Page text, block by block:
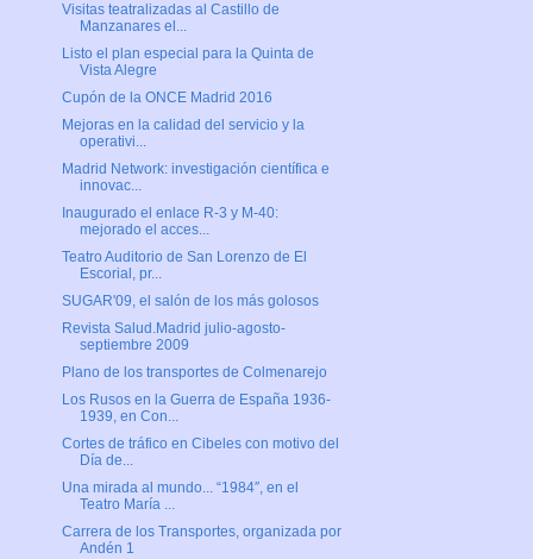
Visitas teatralizadas al Castillo de
Manzanares el...
Listo el plan especial para la Quinta de
Vista Alegre
Cupón de la ONCE Madrid 2016
Mejoras en la calidad del servicio y la
operativi...
Madrid Network: investigación científica e
innovac...
Inaugurado el enlace R-3 y M-40:
mejorado el acces...
Teatro Auditorio de San Lorenzo de El
Escorial, pr...
SUGAR'09, el salón de los más golosos
Revista Salud.Madrid julio-agosto-
septiembre 2009
Plano de los transportes de Colmenarejo
Los Rusos en la Guerra de España 1936-
1939, en Con...
Cortes de tráfico en Cibeles con motivo del
Día de...
Una mirada al mundo... “1984″, en el
Teatro María ...
Carrera de los Transportes, organizada por
Andén 1